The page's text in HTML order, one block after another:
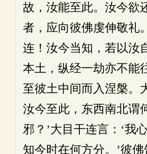
故，汝能至此。汝今欲
者，应向彼佛虔伸敬礼
连！汝今当知，若以汝
本土，纵经一劫亦不能
至彼土中间而入涅槃。
汝今至此，东西南北谓
邪？’大目干连言：‘我
知今时在何方分。’彼佛